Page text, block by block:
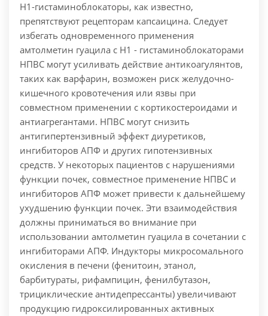
Н1-гистаминоблокаторы, как известно,
препятствуют рецепторам капсаицина. Следует
избегать одновременного применения
амтолметин гуацила с Н1 - гистаминоблокаторами
НПВС могут усиливать действие антикоагулянтов,
таких как варфарин, возможен риск желудочно-
кишечного кровотечения или язвы при
совместном применении с кортикостероидами и
антиагрегантами. НПВС могут снизить
антигипертензивный эффект диуретиков,
ингибиторов АПФ и других гипотензивных
средств. У некоторых пациентов с нарушениями
функции почек, совместное применение НПВС и
ингибиторов АПФ может привести к дальнейшему
ухудшению функции почек. Эти взаимодействия
должны приниматься во внимание при
использовании амтолметин гуацила в сочетании с
ингибиторами АПФ. Индукторы микросомального
окисления в печени (фенитоин, этанол,
барбитураты, рифампицин, фенилбутазон,
трициклические антидепрессанты) увеличивают
продукцию гидроксилированных активных